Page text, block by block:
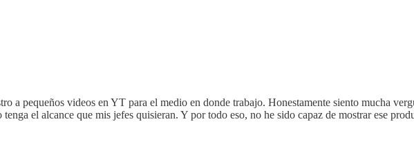
a pequeños videos en YT para el medio en donde trabajo. Honestamente siento mucha
el alcance que mis jefes quisieran. Y por todo eso, no he sido capaz de mostrar ese